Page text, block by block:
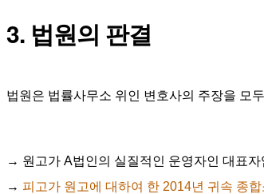
3. 법원의 판결
법원은 법률사무소 위인 변호사의 주장을 모
→ 원고가 A법인의 실질적인 운영자인 대표
→ 피고가 원고에 대하여 한 2014년 귀속 종